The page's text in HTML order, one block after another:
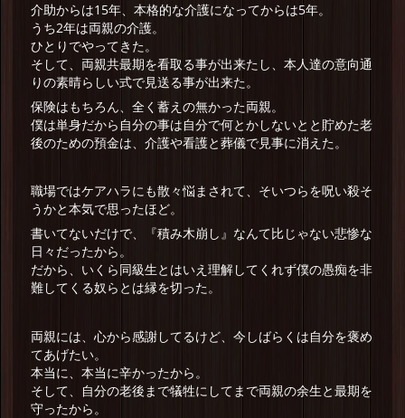
介助からは15年、本格的な介護になってからは5年。
うち2年は両親の介護。
ひとりでやってきた。
そして、両親共最期を看取る事が出来たし、本人達の意向通
りの素晴らしい式で見送る事が出来た。
保険はもちろん、全く蓄えの無かった両親。
僕は単身だから自分の事は自分で何とかしないとと貯めた老
後のための預金は、介護や看護と葬儀で見事に消えた。
職場ではケアハラにも散々悩まされて、そいつらを呪い殺そ
うかと本気で思ったほど。
書いてないだけで、『積み木崩し』なんて比じゃない悲惨な
日々だったから。
だから、いくら同級生とはいえ理解してくれず僕の愚痴を非
難してくる奴らとは縁を切った。
両親には、心から感謝してるけど、今しばらくは自分を褒め
てあげたい。
本当に、本当に辛かったから。
そして、自分の老後まで犠牲にしてまで両親の余生と最期を
守ったから。